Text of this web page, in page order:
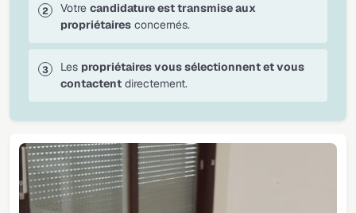
Votre candidature est transmise aux
propriétaires concernés.
Les propriétaires vous sélectionnent et vous
contactent directement.